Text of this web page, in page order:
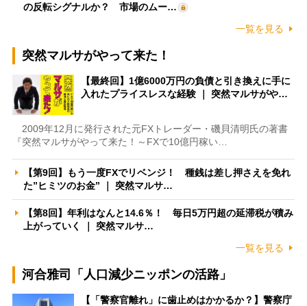
の反転シグナルか？ 市場のムー…
一覧を見る
突然マルサがやって来た！
【最終回】1億6000万円の負債と引き換えに手に
入れたプライスレスな経験 ｜ 突然マルサがや…
2009年12月に発行された元FXトレーダー・磯貝清明氏の著書
『突然マルサがやって来た！～FXで10億円稼い…
【第9回】もう一度FXでリベンジ！ 種銭は差し押さえを免れ
た”ヒミツのお金” ｜ 突然マルサ…
【第8回】年利はなんと14.6％！ 毎日5万円超の延滞税が積み
上がっていく ｜ 突然マルサ…
一覧を見る
河合雅司「人口減少ニッポンの活路」
【「警察官離れ」に歯止めはかかるか？】警察庁